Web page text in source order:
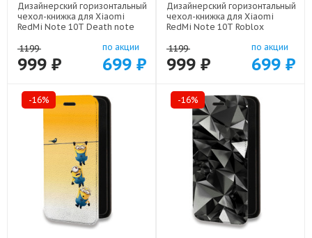
Дизайнерский горизонтальный
чехол-книжка для Xiaomi
RedMi Note 10T Death note
1199
999 ₽
по акции
699 ₽
Дизайнерский горизонтальный
чехол-книжка для Xiaomi
RedMi Note 10T Roblox
1199
999 ₽
по акции
699 ₽
-16% -16%